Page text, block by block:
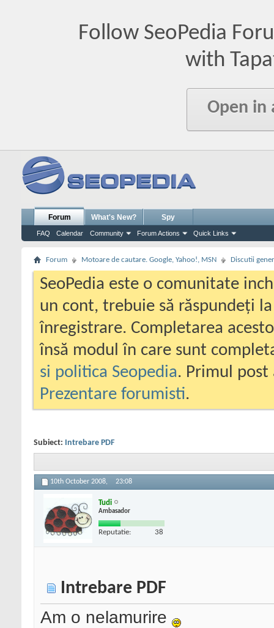
Follow SeoPedia
with
Open in
Forum
FAQ Calendar Community Forum Actions Quick Links
What's New? Spy
Forum Motoare de cautare. Google, Yahoo!, MSN Discutii
SeoPedia este o comunitate
un cont, trebuie să răspundeți
înregistrare. Completarea
însă modul în care sunt
si politica Seopedia. Primul
Prezentare forumisti.
Subiect: Intrebare PDF
10th October 2008, 23:08
Tudi
Ambasador
Reputatie: 38
Intrebare PDF
Am o nelamurire